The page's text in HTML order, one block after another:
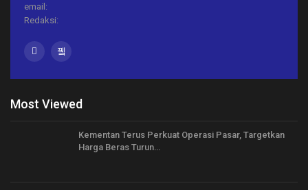
email:
Redaksi:
Most Viewed
Kementan Terus Perkuat Operasi Pasar, Targetkan
Harga Beras Turun…